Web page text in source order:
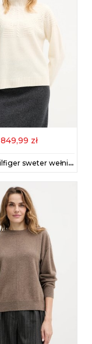
849,99 zł
Tommy Hilfiger sweter wełniany damski kolor beżowy z golfem WW0WW47645